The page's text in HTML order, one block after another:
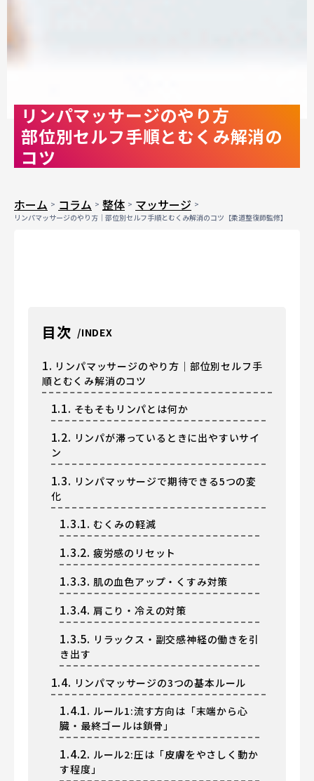
リンパマッサージのやり方
部位別セルフ手順とむくみ解消の
コツ
ホーム コラム 整体 マッサージ
リンパマッサージのやり方｜部位別セルフ手順とむくみ解消のコツ【柔道整復師監修】
目次
1. リンパマッサージのやり方｜部位別セルフ手
順とむくみ解消のコツ
1.1. そもそもリンパとは何か
1.2. リンパが滞っているときに出やすいサイ
ン
1.3. リンパマッサージで期待できる5つの変
化
1.3.1. むくみの軽減
1.3.2. 疲労感のリセット
1.3.3. 肌の血色アップ・くすみ対策
1.3.4. 肩こり・冷えの対策
1.3.5. リラックス・副交感神経の働きを引
き出す
1.4. リンパマッサージの3つの基本ルール
1.4.1. ルール1:流す方向は「末端から心
臓・最終ゴールは鎖骨」
1.4.2. ルール2:圧は「皮膚をやさしく動か
す程度」